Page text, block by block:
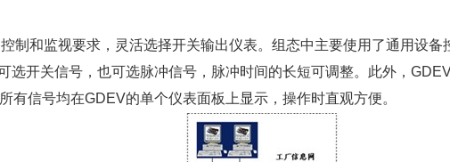
和监视要求，灵活选择开关输出仪表。组态中主要使用了通用设备
选开关信号，也可选脉冲信号，脉冲时间的长短可调整。此外，
有信号均在GDEV的单个仪表面板上显示，操作时直观方便。